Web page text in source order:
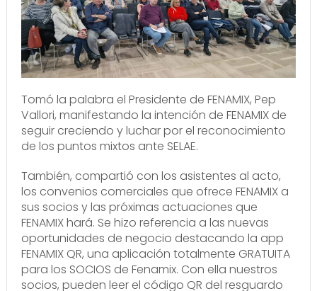
Tomó la palabra el Presidente de FENAMIX, Pep
Vallori, manifestando la intención de FENAMIX de
seguir creciendo y luchar por el reconocimiento
de los puntos mixtos ante SELAE.
También, compartió con los asistentes al acto,
los convenios comerciales que ofrece FENAMIX a
sus socios y las próximas actuaciones que
FENAMIX hará. Se hizo referencia a las nuevas
oportunidades de negocio destacando la app
FENAMIX QR, una aplicación totalmente GRATUITA
para los SOCIOS de Fenamix. Con ella nuestros
socios, pueden leer el código QR del resguardo